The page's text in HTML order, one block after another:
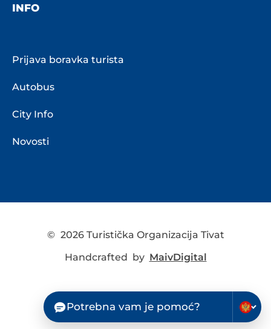
INFO
Prijava boravka turista
Autobus
City Info
Novosti
© 2026 Turistička Organizacija Tivat
Handcrafted by MaivDigital
Potrebna vam je pomoć?